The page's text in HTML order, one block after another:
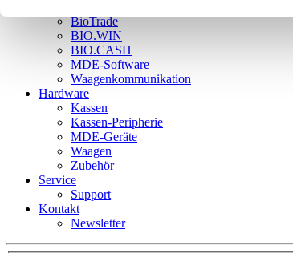
BioTrade
BIO.WIN
BIO.CASH
MDE-Software
Waagenkommunikation
Hardware
Kassen
Kassen-Peripherie
MDE-Geräte
Waagen
Zubehör
Service
Support
Kontakt
Newsletter